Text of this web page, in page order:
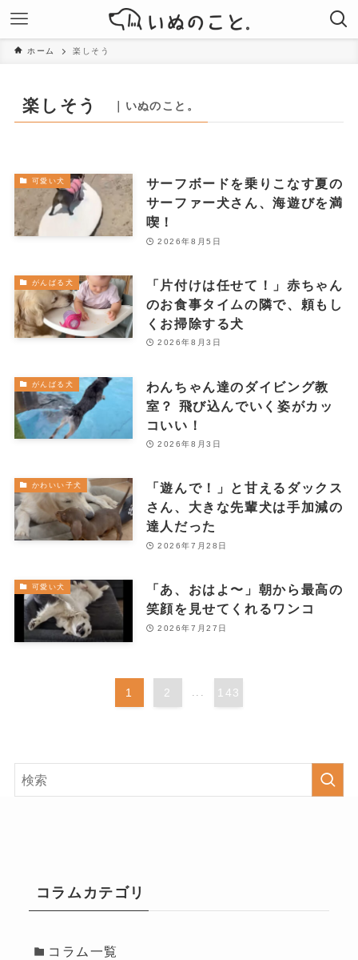
ホーム 楽しそう
楽しそう ｜いぬのこと。
可愛い犬
サーフボードを乗りこなす夏の
サーファー犬さん、海遊びを満
喫！
2026年8月5日
がんばる犬
「片付けは任せて！」赤ちゃん
のお食事タイムの隣で、頼もし
くお掃除する犬
2026年8月3日
がんばる犬
わんちゃん達のダイビング教
室？ 飛び込んでいく姿がカッ
コいい！
2026年8月3日
かわいい子犬
「遊んで！」と甘えるダックス
さん、大きな先輩犬は手加減の
達人だった
2026年7月28日
可愛い犬
「あ、おはよ〜」朝から最高の
笑顔を見せてくれるワンコ
2026年7月27日
1 2 143
コラムカテゴリ
コラム一覧